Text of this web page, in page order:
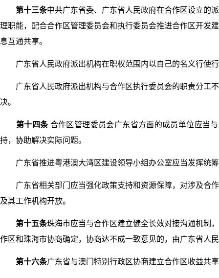
第十三条中共广东省委、广东省人民政府在合作区设立的
理职能，配合合作区管理委员会和执行委员会推进合作区开发
息互通共享。
广东省人民政府派出机构在职权范围内以自己的名义行使
广东省人民政府派出机构与合作区执行委员会的职责分工不
决。
第十四条 合作区管理委员会广东省方面的成员单位应当
持，协助解决实际问题。
广东省推进粤港澳大湾区建设领导小组办公室应当发挥统筹
广东省相关部门应当强化政策支持和资源保障，对涉及合作
及其工作机构开放。
第十五条珠海市应当与合作区建立健全长效对接沟通机制
作区和珠海市协商确定，协商达不成一致意见的，由广东省人
第十六条广东省与澳门特别行政区协商建立合作区收益共